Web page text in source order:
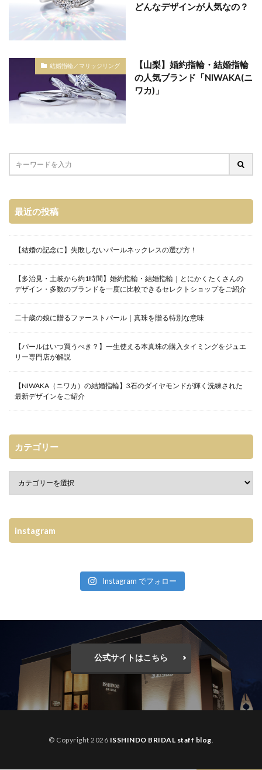
どんなデザインが人気なの？
結婚指輪／マリッジリング
【山梨】婚約指輪・結婚指輪
の人気ブランド「NIWAKA(ニ
ワカ)」
最近の投稿
【結婚の記念に】失敗しないパールネックレスの選び方！
【多治見・土岐から約1時間】婚約指輪・結婚指輪｜とにかくたくさんの
デザイン・多数のブランドを一度に比較できるセレクトショップをご紹介
二十歳の娘に贈るファーストパール｜真珠を贈る特別な意味
【パールはいつ買うべき？】一生使える本真珠の購入タイミングをジュエ
リー専門店が解説
【NIWAKA（ニワカ）の結婚指輪】3石のダイヤモンドが輝く洗練された
最新デザインをご紹介
カテゴリー
instagram
Instagram でフォロー
公式サイトはこちら
© Copyright 2026 ISSHINDO BRIDAL staff blog.